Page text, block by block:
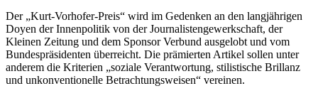
Der „Kurt-Vorhofer-Preis“ wird im Gedenken an den langjährigen
Doyen der Innenpolitik von der Journalistengewerkschaft, der
Kleinen Zeitung und dem Sponsor Verbund ausgelobt und vom
Bundespräsidenten überreicht. Die prämierten Artikel sollen unter
anderem die Kriterien „soziale Verantwortung, stilistische Brillanz
und unkonventionelle Betrachtungsweisen“ vereinen.